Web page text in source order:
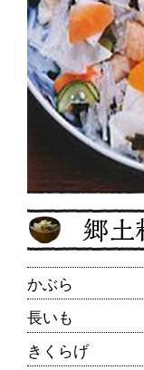
かぶら
長いも
きくらげ